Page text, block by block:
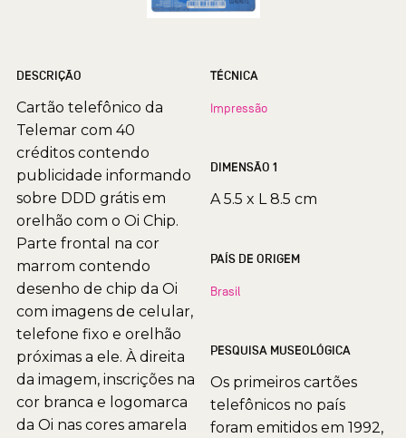
DESCRIÇÃO
Cartão telefônico da
Telemar com 40
créditos contendo
publicidade informando
sobre DDD grátis em
orelhão com o Oi Chip.
Parte frontal na cor
marrom contendo
desenho de chip da Oi
com imagens de celular,
telefone fixo e orelhão
próximas a ele. À direita
da imagem, inscrições na
cor branca e logomarca
da Oi nas cores amarela
TÉCNICA
Impressão
DIMENSÃO 1
A 5.5 x L 8.5 cm
PAÍS DE ORIGEM
Brasil
PESQUISA MUSEOLÓGICA
Os primeiros cartões
telefônicos no país
foram emitidos em 1992,